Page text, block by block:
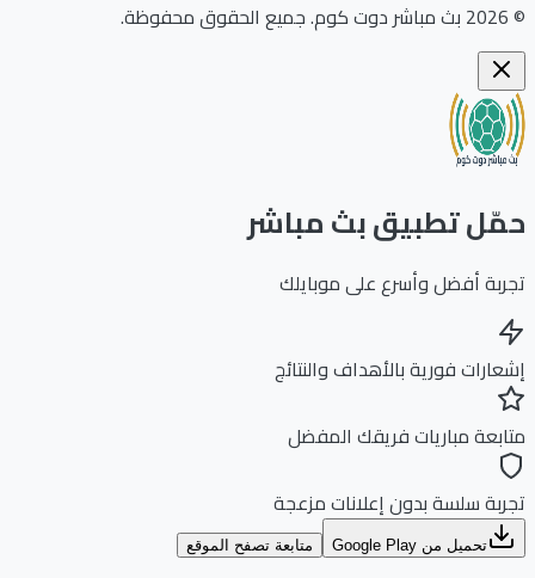
بث مباشر دوت كوم.جميع الحقوق محفوظة.
تطبيق بث مباشر
أفضل وأسرع على موبايلك
فورية بالأهداف والنتائج
مباريات فريقك المفضل
سلسة بدون إعلانات مزعجة
تحميل من Google Play متابعة تصفح الموقع